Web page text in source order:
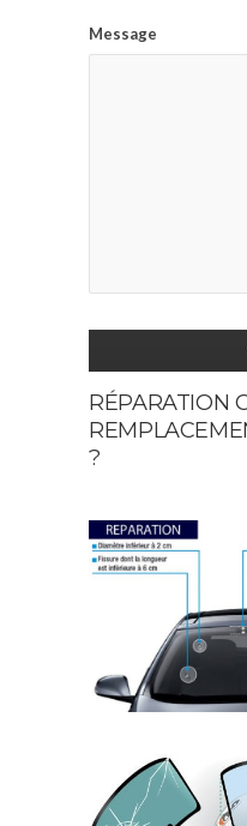
Message
This
field
should
left
blank
RÉPARATION
?